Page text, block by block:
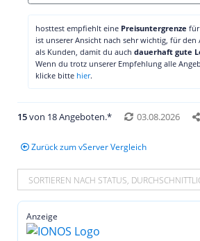
hosttest empfiehlt eine Preisuntergrenze für
ist unserer Ansicht nach sehr wichtig, für
als Kunden, damit du auch dauerhaft gute
Wenn du trotz unserer Empfehlung alle
klicke bitte hier.
15von 18 Angeboten.* 03.08.2026
Zurück zum vServer Vergleich
SORTIEREN NACH STATUS,
Anzeige